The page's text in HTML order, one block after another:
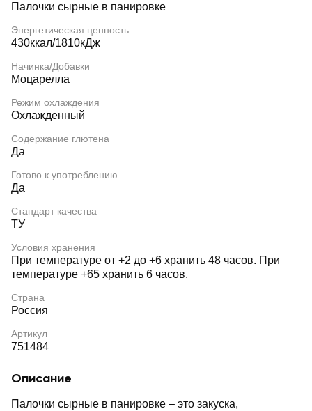
Палочки сырные в панировке
Энергетическая ценность
430ккал/1810кДж
Начинка/Добавки
Моцарелла
Режим охлаждения
Охлажденный
Содержание глютена
Да
Готово к употреблению
Да
Стандарт качества
ТУ
Условия хранения
При температуре от +2 до +6 хранить 48 часов. При
температуре +65 хранить 6 часов.
Страна
Россия
Артикул
751484
Описание
Палочки сырные в панировке – это закуска,